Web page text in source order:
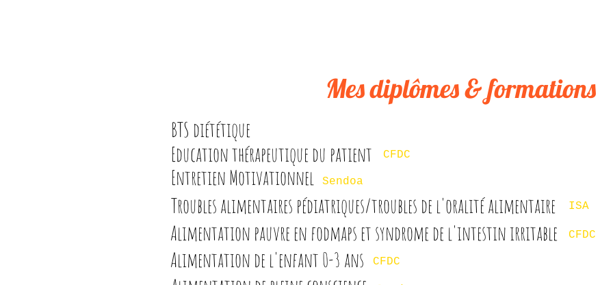
Mes diplômes & formations
BTS diététique
Education thérapeutique du patient
CFDC
Entretien Motivationnel Sendoa
Troubles alimentaires pédiatriques/troubles de l'oralité alimentaire ISA
Alimentation pauvre en fodmaps et syndrome de l'intestin irritable CFDC
Alimentation de l'enfant 0-3 ans CFDC